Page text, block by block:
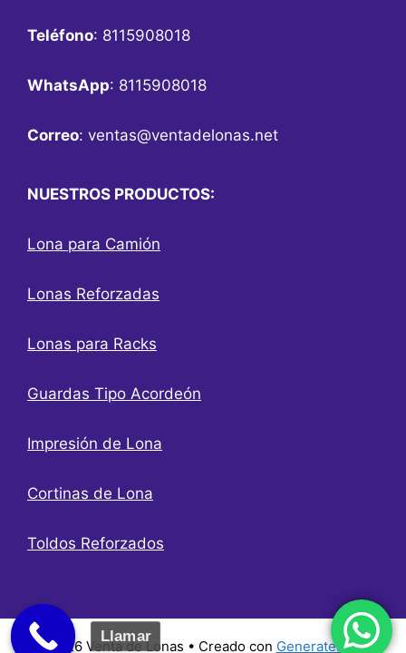
Teléfono: 8115908018
WhatsApp: 8115908018
Correo: ventas@ventadelonas.net
NUESTROS PRODUCTOS:
Lona para Camión
Lonas Reforzadas
Lonas para Racks
Guardas Tipo Acordeón
Impresión de Lona
Cortinas de Lona
Toldos Reforzados
© 2026 Venta de Lonas • Creado con GeneratePress
Llamar